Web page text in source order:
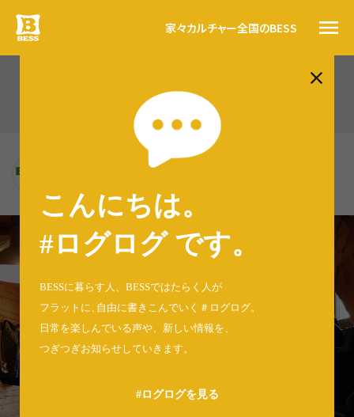
家々カルチャー全国のBESS
トップ
BESSの思い
BESSカルチャー
家々
暮らす人
#ログログ
全国のBESS
資料請求
法人の方へ
BESS札幌（626）
こんにちは。
#ログログ です。
BESSに暮らす人、BESSではたらく人が
フラットに、自由に書きこんでいく＃ログログ。
日常を楽しんでいる声や、新しい情報を、
つぎつぎお知らせしていきます。
#ログログを見る